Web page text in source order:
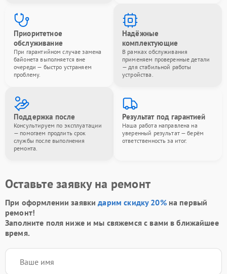
Приоритетное
обслуживание
При гарантийном случае замена
байонета выполняется вне
очереди — быстро устраняем
проблему.
Надёжные
комплектующие
В рамках обслуживания
применяем проверенные детали
— для стабильной работы
устройства.
Поддержка после
Консультируем по эксплуатации
— помогаем продлить срок
службы после выполнения
ремонта.
Результат под гарантией
Наша работа направлена на
уверенный результат — берём
ответственность за итог.
Оставьте заявку на ремонт
При оформлении заявкидарим скидку 20%на первый
ремонт!
Заполните поля ниже и мы свяжемся с вами в ближайшее
время.